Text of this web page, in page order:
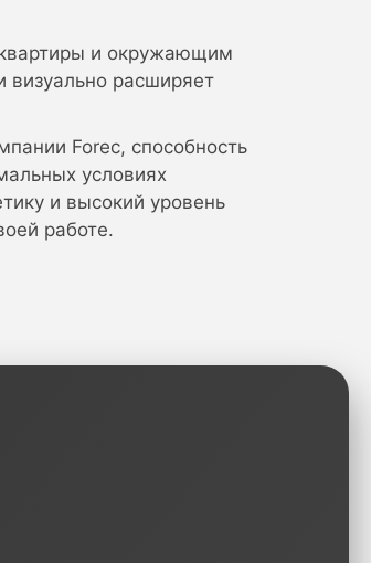
квартиры и окружающим
визуально расширяет
Forec, способность
условиях
и высокий уровень
работе.